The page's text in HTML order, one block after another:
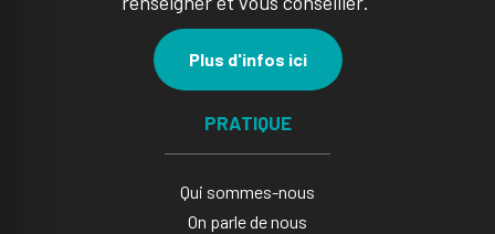
Plus d'infos ici
PRATIQUE
Qui sommes-nous
On parle de nous